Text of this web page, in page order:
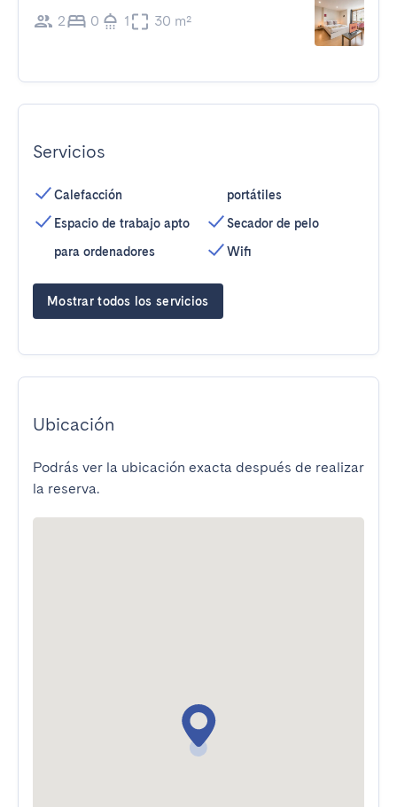
2 0 1 30 m²
Servicios
Calefacción
Espacio de trabajo apto
para ordenadores
portátiles
Secador de pelo
Wifi
Mostrar todos los servicios
Ubicación
Podrás ver la ubicación exacta después de realizar
la reserva.